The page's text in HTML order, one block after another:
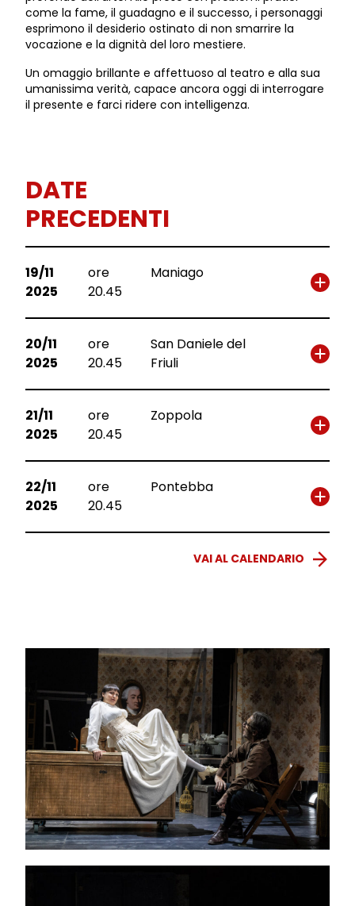
come la fame, il guadagno e il successo, i personaggi
esprimono il desiderio ostinato di non smarrire la
vocazione e la dignità del loro mestiere.
Un omaggio brillante e affettuoso al teatro e alla sua
umanissima verità, capace ancora oggi di interrogare
il presente e farci ridere con intelligenza.
DATE
PRECEDENTI
19/11
2025
ore
20.45
Maniago
20/11
2025
ore
20.45
San Daniele del
Friuli
21/11
2025
ore
20.45
Zoppola
22/11
2025
ore
20.45
Pontebba
VAI AL CALENDARIO